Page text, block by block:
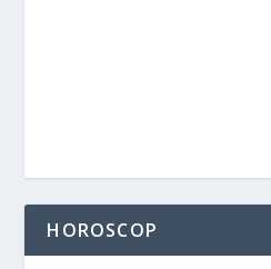
HOROSCOP